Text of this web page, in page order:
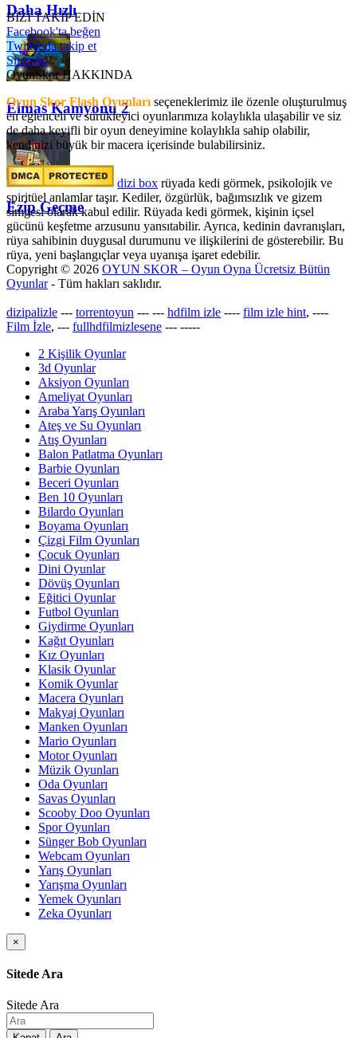
Daha Hızlı
Elmas Kamyonu 2
Ezip Geçme
BİZİ TAKİP EDİN
Facebook'ta beğen
Twitter'da takip et
Sitemap
OyunSkor HAKKINDA
Oyun Skor Flash Oyunları seçeneklerimiz ile özenle oluşturulmuş
en eğlenceli ve sürükleyici oyunlarımıza kolaylıkla ulaşabilir ve siz
de daha keyifli bir oyun deneyimine kolaylıkla sahip olabilir,
kendinizi büyük bir macera içerisinde bulabilirsiniz.
dizi box rüyada kedi görmek​, psikolojik ve
spiritüel anlamlar taşır. Kediler, özgürlük, bağımsızlık ve gizem
simgesi olarak kabul edilir. Rüyada kedi görmek, kişinin içsel
gücünü keşfetme arzusunu yansıtabilir. Ayrıca, kedinin davranışları,
rüya sahibinin duygusal durumunu ve ilişkilerini de gösterebilir. Bu
rüya, yeni başlangıçlar veya uyanışa işaret edebilir.
Copyright © 2026 OYUN SKOR – Oyun Oyna Ücretsiz Bütün
Oyunlar- Tüm hakları saklıdır.
dizipalizle --- torrentoyun --- --- hdfilm izle ---- film izle hint, ----
Film İzle, --- fullhdfilmizlesene --- -----
2 Kişilik Oyunlar
3d Oyunlar
Aksiyon Oyunları
Ameliyat Oyunları
Araba Yarış Oyunları
Ateş ve Su Oyunları
Atış Oyunları
Balon Patlatma Oyunları
Barbie Oyunları
Beceri Oyunları
Ben 10 Oyunları
Bilardo Oyunları
Boyama Oyunları
Çizgi Film Oyunları
Çocuk Oyunları
Dini Oyunlar
Dövüş Oyunları
Eğitici Oyunlar
Futbol Oyunları
Giydirme Oyunları
Kağıt Oyunları
Kız Oyunları
Klasik Oyunlar
Komik Oyunlar
Macera Oyunları
Makyaj Oyunları
Manken Oyunları
Mario Oyunları
Motor Oyunları
Müzik Oyunları
Oda Oyunları
Savas Oyunları
Scooby Doo Oyunları
Spor Oyunları
Sünger Bob Oyunları
Webcam Oyunları
Yarış Oyunları
Yarışma Oyunları
Yemek Oyunları
Zeka Oyunları
×
Sitede Ara
Sitede Ara